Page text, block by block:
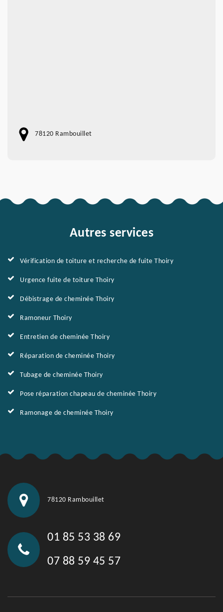
78120 Rambouillet
Autres services
Vérification de toiture et recherche de fuite Thoiry
Urgence fuite de toiture Thoiry
Débistrage de cheminée Thoiry
Ramoneur Thoiry
Entretien de cheminée Thoiry
Réparation de cheminée Thoiry
Tubage de cheminée Thoiry
Pose réparation chapeau de cheminée Thoiry
Ramonage de cheminée Thoiry
78120 Rambouillet
01 85 53 38 69
07 88 59 45 57